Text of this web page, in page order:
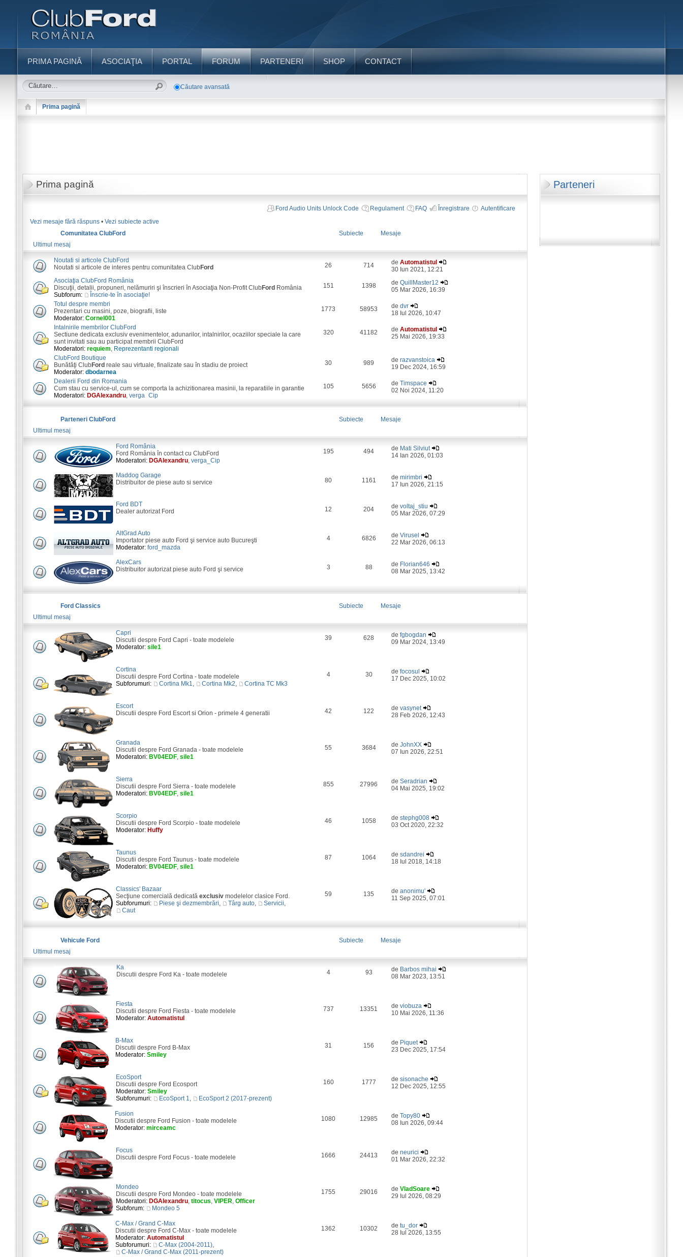
PRIMA PAGINĂ ASOCIAŢIA PORTAL FORUM PARTENERI SHOP CONTACT
Căutare avansată
Prima pagină
Parteneri
Prima pagină
Ford Audio Units Unlock Code Regulament FAQ Înregistrare
Autentificare
Vezi mesaje fără răspuns• Vezi subiecte active
Comunitatea ClubFord
Subiecte
Mesaje
Ultimul mesaj
Noutati si articole ClubFord
Noutati si articole de interes pentru comunitatea ClubFord 26 714 deAutomatistul
30 Iun 2021, 12:21
Asociaţia ClubFord România
Discuţii, detalii, propuneri, nelămuriri şi înscrieri în Asociaţia Non-Profit ClubFord România
Subforum:
Înscrie-te în asociaţie!
151 1398 deQuillMaster12
05 Mar 2026, 16:39
Totul despre membri
Prezentari cu masini, poze, biografii, liste
Moderator: Cornel001
1773 58953 dedvr
18 Iul 2026, 10:47
Intalnirile membrilor ClubFord
Sectiune dedicata exclusiv evenimentelor, adunarilor, intalnirilor, ocaziilor speciale la care
sunt invitati sau au participat membrii ClubFord
Moderatori: requiem, Reprezentanti regionali
320 41182 deAutomatistul
25 Mai 2026, 19:33
ClubFord Boutique
Bunătăţi ClubFord reale sau virtuale, finalizate sau în stadiu de proiect
Moderator: dbodarnea
30 989 derazvanstoica
19 Dec 2024, 16:59
Dealerii Ford din Romania
Cum stau cu service-ul, cum se comporta la achizitionarea masinii, la reparatiile in garantie
Moderatori: DGAlexandru, verga_Cip
105 5656 deTimspace
02 Noi 2024, 11:20
Parteneri ClubFord Subiecte
Mesaje
Ultimul mesaj
Ford România
Ford România în contact cu ClubFord
Moderatori: DGAlexandru, verga_Cip
195 494 de Mati Silviut
14 Ian 2026, 01:03
Maddog Garage
Distribuitor de piese auto si service
80 1161 demirimbri
17 Iun 2026, 21:15
Ford BDT
Dealer autorizat Ford
12 204 devoltaj_stiu
05 Mar 2026, 07:29
AltGrad Auto
Importator piese auto Ford şi service auto Bucureşti
Moderator: ford_mazda
4 6826 deVirusel
22 Mar 2026, 06:13
AlexCars
Distribuitor autorizat piese auto Ford şi service
3 88 de Florian646
08 Mar 2025, 13:42
Ford Classics Subiecte
Mesaje
Ultimul mesaj
Capri
Discutii despre Ford Capri - toate modelele
Moderator: sile1
39 628 defgbogdan
09 Mar 2024, 13:49
Cortina
Discutii despre Ford Cortina - toate modelele
Subforumuri:
Cortina Mk1, Cortina Mk2, Cortina TC Mk3
4 30 defocosul
17 Dec 2025, 10:02
Escort
Discutii despre Ford Escort si Orion - primele 4 generatii
42 122 devasynet
28 Feb 2026, 12:43
Granada
Discutii despre Ford Granada - toate modelele
Moderatori: BV04EDF, sile1
55 3684 deJohnXX
07 Iun 2026, 22:51
Sierra
Discutii despre Ford Sierra - toate modelele
Moderatori: BV04EDF, sile1
855 27996 deSeradrian
04 Mai 2025, 19:02
Scorpio
Discutii despre Ford Scorpio - toate modelele
Moderator: Huffy
46 1058 destephg008
03 Oct 2020, 22:32
Taunus
Discutii despre Ford Taunus - toate modelele
Moderatori: BV04EDF, sile1
87 1064 desdandrei
18 Iul 2018, 14:18
Classics' Bazaar
Secţiune comercială dedicată exclusivmodelelor clasice Ford.
Subforumuri:
Piese şi dezmembrări, Târg auto, Servicii,
Caut
59 135 deanonimu'
11 Sep 2025, 07:01
Vehicule Ford Subiecte
Mesaje
Ultimul mesaj
Ka
Discutii despre Ford Ka - toate modelele
4 93 de Barbos mihai
08 Mar 2023, 13:51
Fiesta
Discutii despre Ford Fiesta - toate modelele
Moderator: Automatistul
737 13351 deviobuza
10 Mai 2026, 11:36
B-Max
Discutii despre Ford B-Max
Moderator: Smiley
31 156 de Piquet
23 Dec 2025, 17:54
EcoSport
Discutii despre Ford Ecosport
Moderator: Smiley
Subforumuri:
EcoSport 1, EcoSport 2 (2017-prezent)
160 1777 desisonache
12 Dec 2025, 12:55
Fusion
Discutii despre Ford Fusion - toate modelele
Moderator: mirceamc
1080 12985 deTopy80
08 Iun 2026, 09:44
Focus
Discutii despre Ford Focus - toate modelele
1666 24413 deneurici
01 Mar 2026, 22:32
Mondeo
Discutii despre Ford Mondeo - toate modelele
Moderatori: DGAlexandru, titocus, VIPER, Officer
Subforum:
Mondeo 5
1755 29016 deVladSoare
29 Iul 2026, 08:29
C-Max / Grand C-Max
Discutii despre Ford C-Max - toate modelele
Moderator: Automatistul
Subforumuri:
C-Max (2004-2011),
C-Max / Grand C-Max (2011-prezent)
1362 10302 detu_dor
28 Iul 2026, 13:55